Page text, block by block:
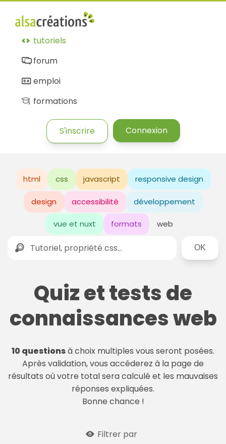
tutoriels
forum
emploi
formations
S'inscrire Connexion
html css javascript responsive design
design accessibilité développement
vue et nuxt formats web
Rechercher
Quiz et tests de
connaissances web
10 questionsà choix multiples vous seront posées.
Après validation, vous accéderez à la page de
résultats où votre total sera calculé et les mauvaises
réponses expliquées.
Bonne chance !
Filtrer par